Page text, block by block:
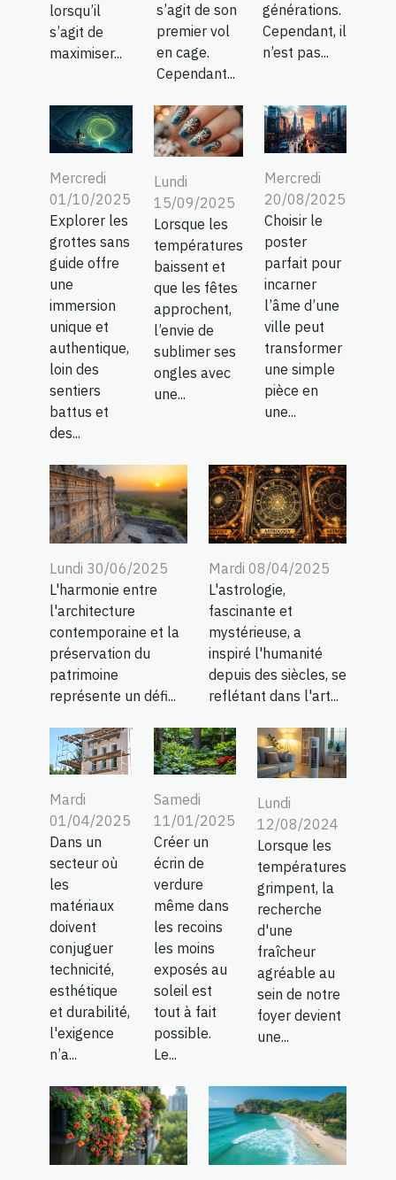
lorsqu’il
s’agit de
maximiser...
s’agit de son
premier vol
en cage.
Cependant...
générations.
Cependant, il
n’est pas...
Mercredi
01/10/2025
Explorer les
grottes sans
guide offre
une
immersion
unique et
authentique,
loin des
sentiers
battus et
des...
Lundi
15/09/2025
Lorsque les
températures
baissent et
que les fêtes
approchent,
l’envie de
sublimer ses
ongles avec
une...
Mercredi
20/08/2025
Choisir le
poster
parfait pour
incarner
l’âme d’une
ville peut
transformer
une simple
pièce en
une...
Lundi 30/06/2025
L'harmonie entre
l'architecture
contemporaine et la
préservation du
patrimoine
représente un défi...
Mardi 08/04/2025
L'astrologie,
fascinante et
mystérieuse, a
inspiré l'humanité
depuis des siècles, se
reflétant dans l'art...
Mardi
01/04/2025
Dans un
secteur où
les
matériaux
doivent
conjuguer
technicité,
esthétique
et durabilité,
l'exigence
n’a...
Samedi
11/01/2025
Créer un
écrin de
verdure
même dans
les recoins
les moins
exposés au
soleil est
tout à fait
possible.
Le...
Lundi
12/08/2024
Lorsque les
températures
grimpent, la
recherche
d'une
fraîcheur
agréable au
sein de notre
foyer devient
une...